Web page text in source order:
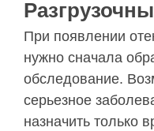
При появлении
нужно сначала
обследование.
серьезное
назначить только